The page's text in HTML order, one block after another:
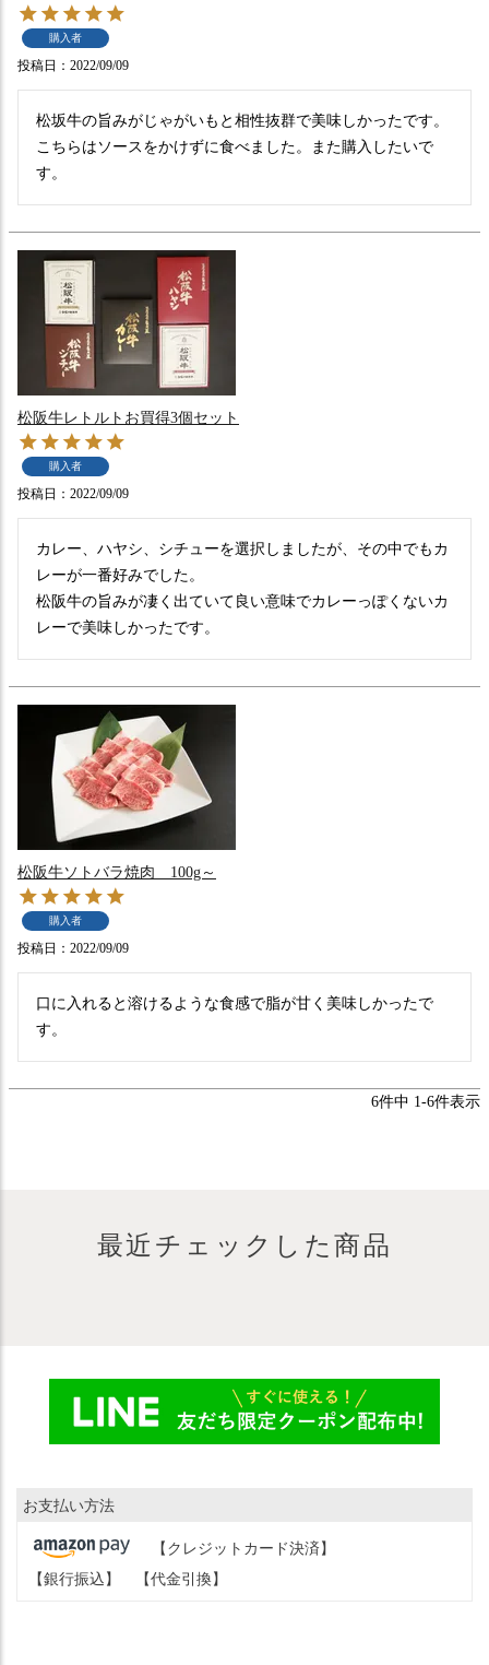
購入者
投稿日 2022/09/09
松坂牛の旨みがじゃがいもと相性抜群で美味しかったです。
こちらはソースをかけずに食べました。また購入したいで
す。
松阪牛レトルトお買得3個セット
購入者
投稿日 2022/09/09
カレー、ハヤシ、シチューを選択しましたが、その中でもカ
レーが一番好みでした。
松阪牛の旨みが凄く出ていて良い意味でカレーっぽくないカ
レーで美味しかったです。
松阪牛ソトバラ焼肉 100g～
購入者
投稿日 2022/09/09
口に入れると溶けるような食感で脂が甘く美味しかったで
す。
6件中 1-6件表示
最近チェックした商品
お支払い方法
【クレジットカード決済】
【銀行振込】
【代金引換】